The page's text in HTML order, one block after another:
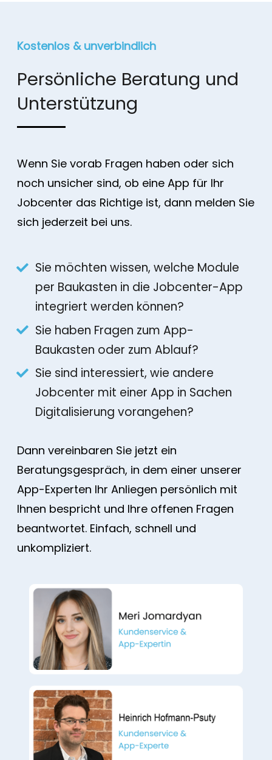
Kostenlos & unverbindlich
Persönliche Beratung und
Unterstützung
Wenn Sie vorab Fragen haben oder sich
noch unsicher sind, ob eine App für Ihr
Jobcenter das Richtige ist, dann melden Sie
sich jederzeit bei uns.
Sie möchten wissen, welche Module
per Baukasten in die Jobcenter-App
integriert werden können?
Sie haben Fragen zum App-
Baukasten oder zum Ablauf?
Sie sind interessiert, wie andere
Jobcenter mit einer App in Sachen
Digitalisierung vorangehen?
Dann vereinbaren Sie jetzt ein
Beratungsgespräch, in dem einer unserer
App-Experten Ihr Anliegen persönlich mit
Ihnen bespricht und Ihre offenen Fragen
beantwortet. Einfach, schnell und
unkompliziert.